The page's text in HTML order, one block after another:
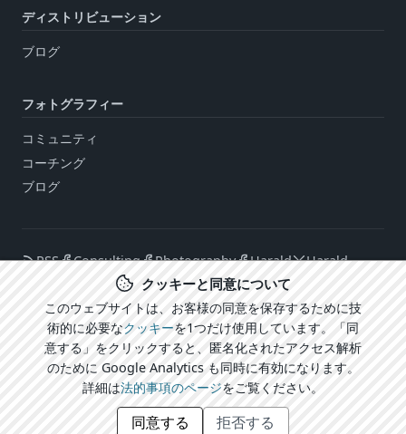
ディストリビューション
ブログ
フォトグラフィー
コミュニティ
コーチング
ブログ
RSS Consulting Photography Harald Harald
ログイン
CARECOM.united 法的事項 / プライバシーポリシー Cookie設定
© 2026 CARECOM® Harald Mühlhoff
CARECOMファミリーの他のサイト： best-weather.com
3d-playground.org
its-all-right.org
クッキーと同意について
このウェブサイトは、お客様の同意を保存するために技
術的に必要なクッキーを1つだけ使用しています。「同
意する」をクリックすると、匿名化されたアクセス解析
のために Google Analytics も同時に有効になります。
詳細は法的事項のページをご覧ください。
同意する 拒否する